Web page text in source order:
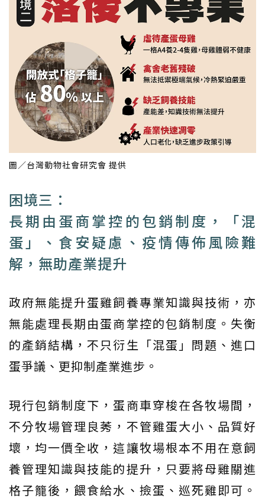
圖／台灣動物社會研究會 提供
困境三：
長期由蛋商掌控的包銷制度，「混
蛋」、食安疑慮、疫情傳佈風險難
解，無助產業提升
政府無能提升蛋雞飼養專業知識與技術，亦
無能處理長期由蛋商掌控的包銷制度。失衡
的產銷結構，不只衍生「混蛋」問題、進口
蛋爭議、更抑制產業進步。
現行包銷制度下，蛋商車穿梭在各牧場間，
不分牧場管理良莠，不管雞蛋大小、品質好
壞，均一價全收，這讓牧場根本不用在意飼
養管理知識與技能的提升，只要將母雞關進
格子籠後，餵食給水、撿蛋、巡死雞即可。